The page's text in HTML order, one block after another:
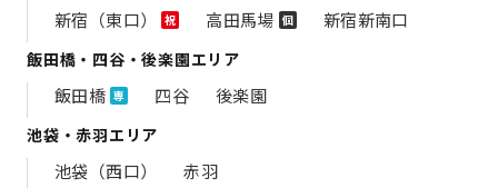
新宿（東口）
祝 高田馬場 個 新宿新南口
飯田橋・四谷・後楽園エリア
飯田橋 専 四谷 後楽園
池袋・赤羽エリア
池袋（西口）
赤羽